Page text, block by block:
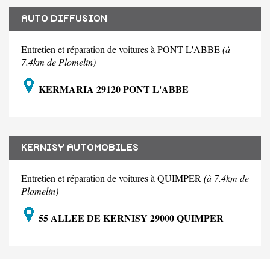
AUTO DIFFUSION
Entretien et réparation de voitures à PONT L'ABBE(à
7.4km de Plomelin)
KERMARIA 29120 PONT L'ABBE
KERNISY AUTOMOBILES
Entretien et réparation de voitures à QUIMPER(à 7.4km de
Plomelin)
55 ALLEE DE KERNISY 29000 QUIMPER